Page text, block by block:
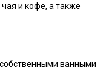
и кофе, а также
ванными